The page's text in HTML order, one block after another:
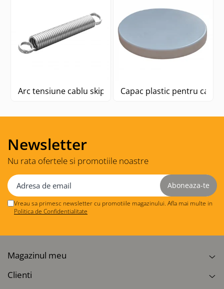
Arc tensiune cablu skip statie CP30Capac plastic pentru
Newsletter
Nu rata ofertele si promotiile noastre
Vreau sa primesc newsletter cu promotiile magazinului. Afla mai multe in
Politica de Confidentialitate
Magazinul meu
Clienti